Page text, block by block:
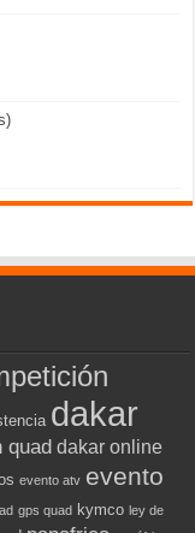
dakar
quad dakar online
evento atv evento
gps quad kymco ley de